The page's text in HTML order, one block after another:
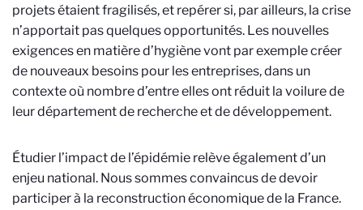
projets étaient fragilisés, et repérer si, par ailleurs, la crise
n’apportait pas quelques opportunités. Les nouvelles
exigences en matière d’hygiène vont par exemple créer
de nouveaux besoins pour les entreprises, dans un
contexte où nombre d’entre elles ont réduit la voilure de
leur département de recherche et de développement.
Étudier l’impact de l’épidémie relève également d’un
enjeu national. Nous sommes convaincus de devoir
participer à la reconstruction économique de la France.